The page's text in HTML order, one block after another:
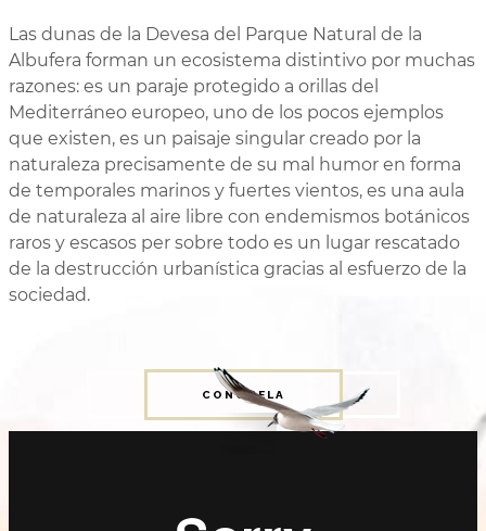
Las dunas de la Devesa del Parque Natural de la
Albufera forman un ecosistema distintivo por muchas
razones: es un paraje protegido a orillas del
Mediterráneo europeo, uno de los pocos ejemplos
que existen, es un paisaje singular creado por la
naturaleza precisamente de su mal humor en forma
de temporales marinos y fuertes vientos, es una aula
de naturaleza al aire libre con endemismos botánicos
raros y escasos per sobre todo es un lugar rescatado
de la destrucción urbanística gracias al esfuerzo de la
sociedad.
CONÓCELA